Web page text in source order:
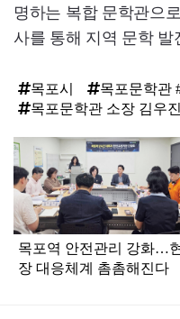
명하는 복합 문학관으
사를 통해 지역 문학 발
목포시
목포문학관
목포문학관 소장 김우
탑
라
인
목포역 안전관리 강화…현
장 대응체계 촘촘해진다